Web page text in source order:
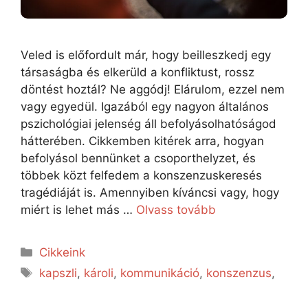
Veled is előfordult már, hogy beilleszkedj egy
társaságba és elkerüld a konfliktust, rossz
döntést hoztál? Ne aggódj! Elárulom, ezzel nem
vagy egyedül. Igazából egy nagyon általános
pszichológiai jelenség áll befolyásolhatóságod
hátterében. Cikkemben kitérek arra, hogyan
befolyásol bennünket a csoporthelyzet, és
többek közt felfedem a konszenzuskeresés
tragédiáját is. Amennyiben kíváncsi vagy, hogy
miért is lehet más … Olvass tovább
Cikkeink
kapszli, károli, kommunikáció, konszenzus,